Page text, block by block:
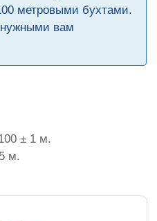
метровыми бухтами.
вам
± 1 м.
м.